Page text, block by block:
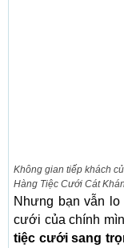
Không gian tiếp khách
Hàng Tiệc Cưới Cát
Nhưng bạn vẫn
cưới của chính
tiệc cưới sang